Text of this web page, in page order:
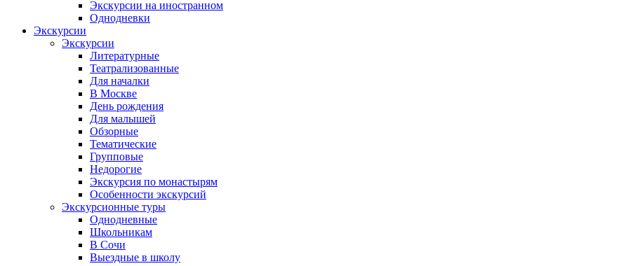
Экскурсии на иностранном
Однодневки
Экскурсии
Экскурсии
Литературные
Театрализованные
Для началки
В Москве
День рождения
Для малышей
Обзорные
Тематические
Групповые
Недорогие
Экскурсия по монастырям
Особенности экскурсий
Экскурсионные туры
Однодневные
Школьникам
В Сочи
Выездные в школу